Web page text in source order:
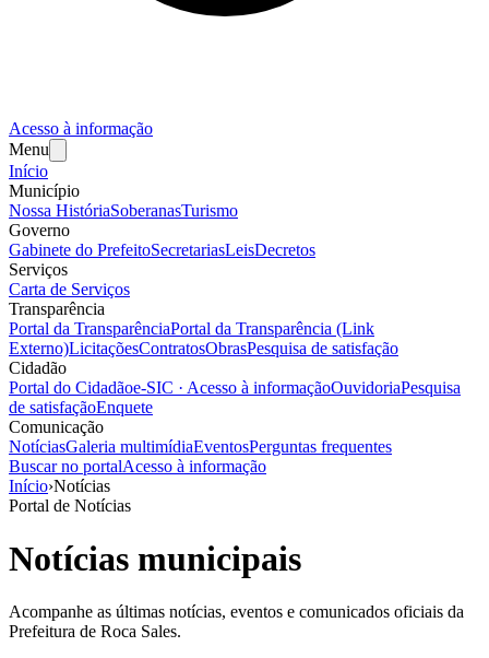
Acesso à informação
Menu
Início
Município
Nossa HistóriaSoberanasTurismo
Governo
Gabinete do PrefeitoSecretariasLeisDecretos
Serviços
Carta de Serviços
Transparência
Portal da TransparênciaPortal da Transparência (Link
Externo)LicitaçõesContratosObrasPesquisa de satisfação
Cidadão
Portal do Cidadãoe-SIC · Acesso à informaçãoOuvidoriaPesquisa
de satisfaçãoEnquete
Comunicação
NotíciasGaleria multimídiaEventosPerguntas frequentes
Buscar no portalAcesso à informação
Início›Notícias
Portal de Notícias
Notícias municipais
Acompanhe as últimas notícias, eventos e comunicados oficiais da
Prefeitura de Roca Sales.